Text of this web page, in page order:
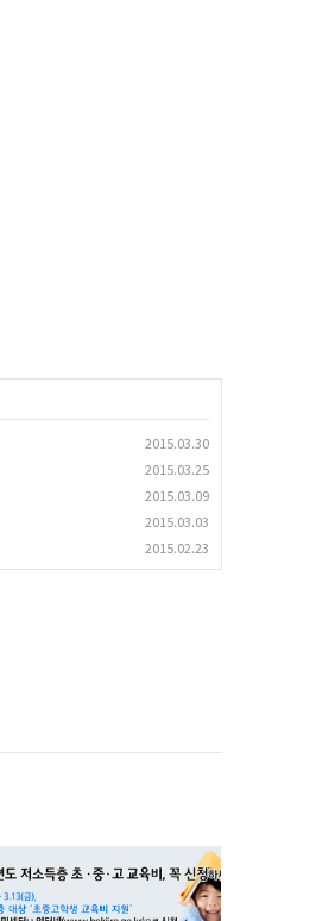
2015.03.30
2015.03.25
2015.03.09
2015.03.03
2015.02.23